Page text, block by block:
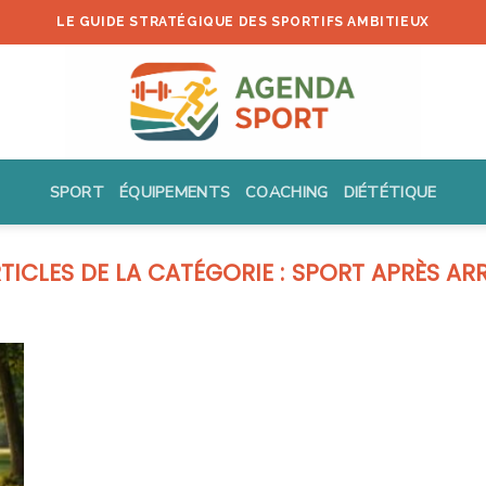
LE GUIDE STRATÉGIQUE DES SPORTIFS AMBITIEUX
SPORT ÉQUIPEMENTS COACHING DIÉTÉTIQUE
SPORT APRÈS